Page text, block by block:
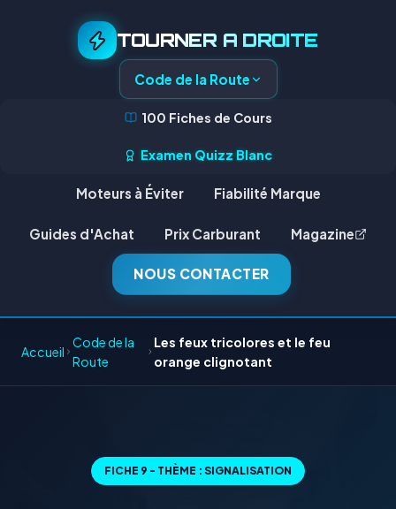
TOURNER A DROITE
Code de la Route
100 Fiches de Cours
Examen Quizz Blanc
Moteurs à Éviter Fiabilité Marque
Guides d'Achat Prix Carburant Magazine
NOUS CONTACTER
Accueil
Code de la
Route
Les feux tricolores et le feu
orange clignotant
FICHE 9 - THÈME : SIGNALISATION